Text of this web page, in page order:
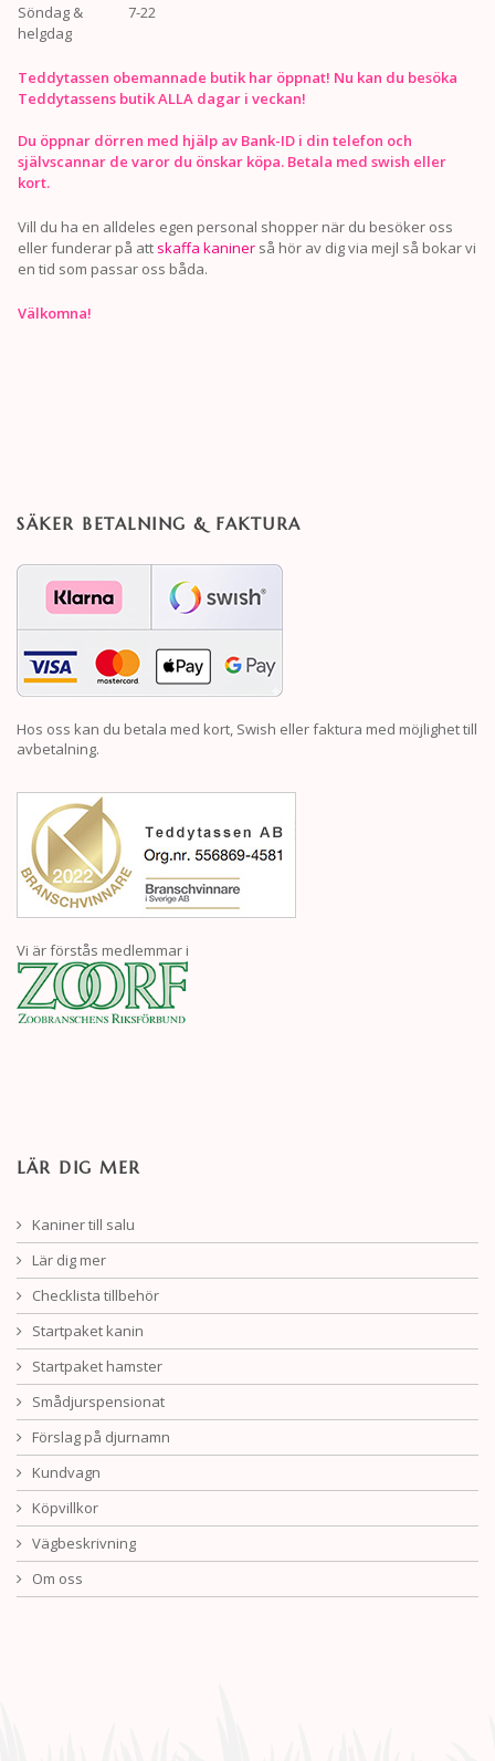
Söndag &
helgdag
7-22
Teddytassen obemannade butik har öppnat! Nu kan du besöka
Teddytassens butik ALLA dagar i veckan!
Du öppnar dörren med hjälp av Bank-ID i din telefon och
självscannar de varor du önskar köpa. Betala med swish eller
kort.
Vill du ha en alldeles egen personal shopper när du besöker oss
eller funderar på att skaffa kaniner så hör av dig via mejl så bokar vi
en tid som passar oss båda.
Välkomna!
SÄKER BETALNING & FAKTURA
Hos oss kan du betala med kort, Swish eller faktura med möjlighet till
avbetalning.
Vi är förstås medlemmar i
LÄR DIG MER
Kaniner till salu
Lär dig mer
Checklista tillbehör
Startpaket kanin
Startpaket hamster
Smådjurspensionat
Förslag på djurnamn
Kundvagn
Köpvillkor
Vägbeskrivning
Om oss